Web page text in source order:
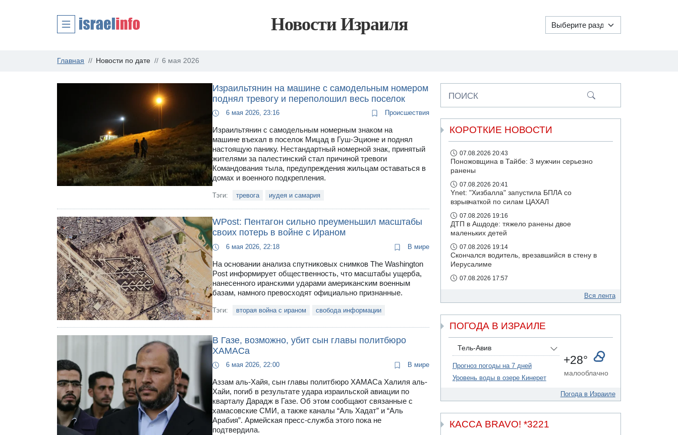
Новости Израиля
Главная Новости по дате 6 мая 2026
Израильтянин на машине с самодельным номером
поднял тревогу и переполошил весь поселок
6 мая 2026, 23:16 Происшествия
Израильтянин с самодельным номерным знаком на
машине въехал в поселок Мицад в Гуш-Эционе и поднял
настоящую панику. Нестандартный номерной знак, принятый
жителями за палестинский стал причиной тревоги
Командования тыла, предупреждения жильцам оставаться в
домах и военного подкрепления.
Тэги: тревога иудея и самария
WPost: Пентагон сильно преуменьшил масштабы
своих потерь в войне с Ираном
6 мая 2026, 22:18 В мире
На основании анализа спутниковых снимков The Washington
Post информирует общественность, что масштабы ущерба,
нанесенного иранскими ударами американским военным
базам, намного превосходят официально признанные.
Тэги: вторая война с ираном свобода информации
В Газе, возможно, убит сын главы политбюро
ХАМАСа
6 мая 2026, 22:00 В мире
Аззам аль-Хайя, сын главы политбюро ХАМАСа Халиля аль-
Хайи, погиб в результате удара израильской авиации по
кварталу Дарадж в Газе. Об этом сообщают связанные с
хамасовские СМИ, а также каналы “Аль Хадат” и “Аль
Арабия”. Армейская пресс-служба этого пока не
подтвердила.
ПОИСК
КОРОТКИЕ НОВОСТИ
07.08.2026 20:43
Поножовщина в Тайбе: 3 мужчин серьезно
ранены
07.08.2026 20:41
Ynet: "Хизбалла" запустила БПЛА со
взрывчаткой по силам ЦАХАЛ
07.08.2026 19:16
ДТП в Ашдоде: тяжело ранены двое
маленьких детей
07.08.2026 19:14
Скончался водитель, врезавшийся в стену в
Иерусалиме
07.08.2026 17:57
подозреваемого в коррупционных
отношениях с Йоавом Элиаси
07.08.2026 17:51
БАГАЦ отказался заморозить лишение
налоговых льгот для уклонистов-харедим
07.08.2026 17:48
В Иерусалиме водитель врезался в забор и
07.08.2026 13:47
Ливанская армия сообщила о ранении
солдата
Вся лента
ПОГОДА В ИЗРАИЛЕ
Тель-Авив
Прогноз погоды на 7 дней
Уровень воды в озере Кинерет
+28°
малооблачно
Погода в Израиле
КАССА BRAVO! *3221